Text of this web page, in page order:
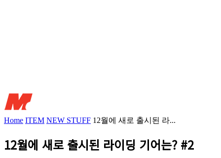
Home ITEM NEW STUFF 12월에 새로 출시된 라...
12월에 새로 출시된 라이딩 기어는? #2